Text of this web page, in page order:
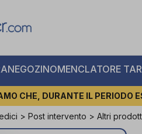
NEGOZINOMENCLATORE
CHE, DURANTE IL PERIODO
> Post intervento > Altri